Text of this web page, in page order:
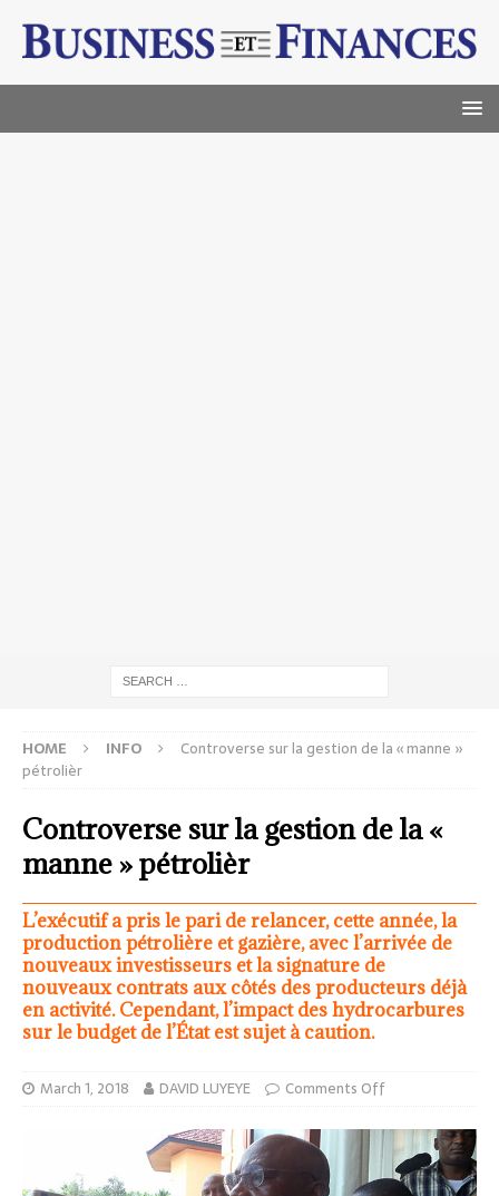
HOME INFO
Controverse sur la gestion de la « manne »
pétrolièr
Controverse sur la gestion de la «
manne » pétrolièr
L’exécutif a pris le pari de relancer, cette année, la
production pétrolière et gazière, avec l’arrivée de
nouveaux investisseurs et la signature de
nouveaux contrats aux côtés des producteurs déjà
en activité. Cependant, l’impact des hydrocarbures
sur le budget de l’État est sujet à caution.
March 1, 2018 DAVID LUYEYE Comments Off